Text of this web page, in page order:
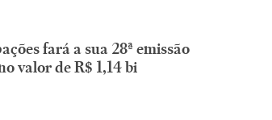
fará a sua 28ª emissão
valor de R$ 1,14 bi